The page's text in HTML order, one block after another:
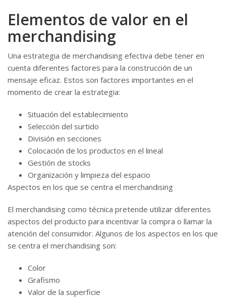
Elementos de valor en el
merchandising
Una estrategia de merchandising efectiva debe tener en
cuenta diferentes factores para la construcción de un
mensaje eficaz. Estos son factores importantes en el
momento de crear la estrategia:
Situación del establecimiento
Selección del surtido
División en secciones
Colocación de los productos en el lineal
Gestión de stocks
Organización y limpieza del espacio
Aspectos en los que se centra el merchandising
El merchandising como técnica pretende utilizar diferentes
aspectos del producto para incentivar la compra o llamar la
atención del consumidor. Algunos de los aspectos en los que
se centra el merchandising son:
Color
Grafismo
Valor de la superficie